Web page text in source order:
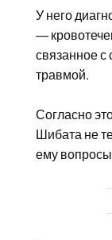
У него
—
связанное с
травмой.
Согласно
Шибата не
ему